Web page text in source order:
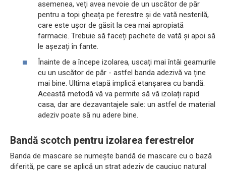
asemenea, veți avea nevoie de un uscător de păr
pentru a topi gheața pe ferestre și de vată nesterilă,
care este ușor de găsit la cea mai apropiată
farmacie. Trebuie să faceți pachete de vată și apoi să
le așezați în fante.
Înainte de a începe izolarea, uscați mai întâi geamurile
cu un uscător de păr - astfel banda adezivă va ține
mai bine. Ultima etapă implică etanșarea cu bandă.
Această metodă vă va permite să vă izolați rapid
casa, dar are dezavantajele sale: un astfel de material
adeziv poate să nu adere bine.
Bandă scotch pentru izolarea ferestrelor
Banda de mascare se numește bandă de mascare cu o bază
diferită, pe care se aplică un strat adeziv de cauciuc natural